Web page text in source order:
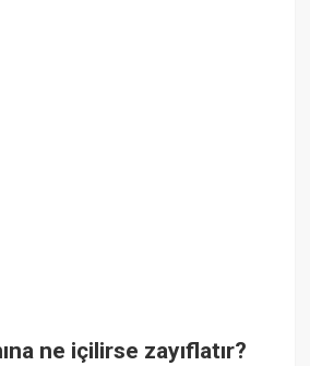
ne içilirse zayıflatır?